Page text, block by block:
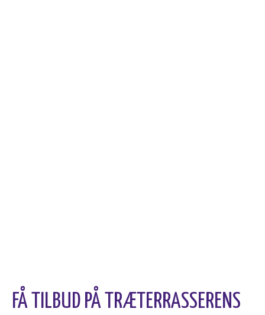
FÅ TILBUD PÅ TRÆTERRASSERENS